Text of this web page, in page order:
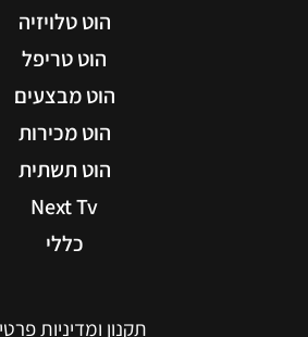
הוט טלויזיה
הוט טריפל
הוט מבצעים
הוט מכירות
הוט תשתית
Next Tv
כללי
תקנון ומדיניות פרטיות